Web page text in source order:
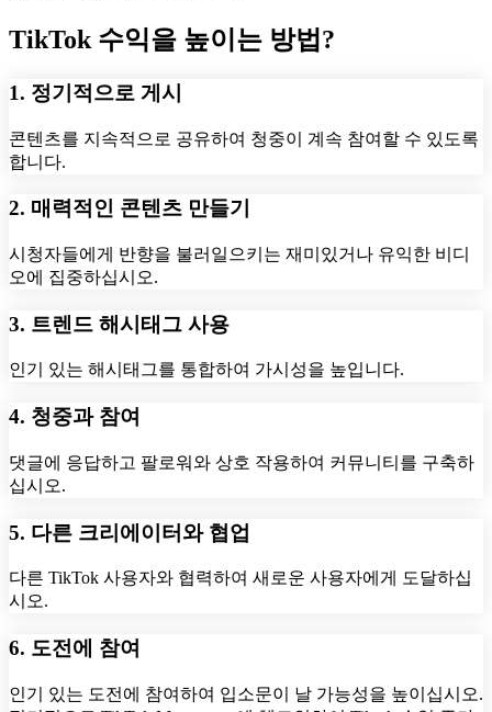
TikTok 수익을 높이는 방법?
1. 정기적으로 게시
콘텐츠를 지속적으로 공유하여 청중이 계속 참여할 수 있도록
합니다.
2. 매력적인 콘텐츠 만들기
시청자들에게 반향을 불러일으키는 재미있거나 유익한 비디
오에 집중하십시오.
3. 트렌드 해시태그 사용
인기 있는 해시태그를 통합하여 가시성을 높입니다.
4. 청중과 참여
댓글에 응답하고 팔로워와 상호 작용하여 커뮤니티를 구축하
십시오.
5. 다른 크리에이터와 협업
다른 TikTok 사용자와 협력하여 새로운 사용자에게 도달하십
시오.
6. 도전에 참여
인기 있는 도전에 참여하여 입소문이 날 가능성을 높이십시오.